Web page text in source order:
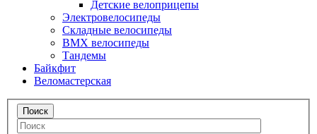
Детские велоприцепы
Электровелосипеды
Складные велосипеды
BMX велосипеды
Тандемы
Байкфит
Веломастерская